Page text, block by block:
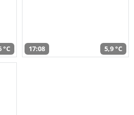
°C 17:08 5,9 °C